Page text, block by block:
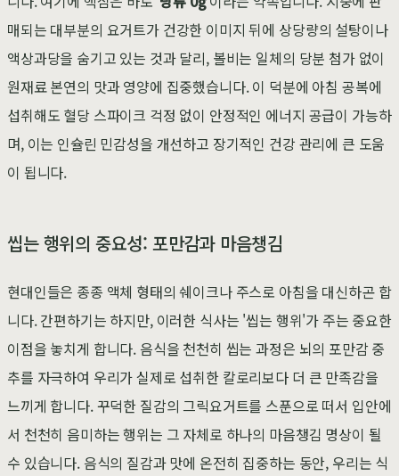
매되는 대부분의 요거트가 건강한 이미지 뒤에 상당량의 설탕이나
액상과당을 숨기고 있는 것과 달리, 볼비는 일체의 당분 첨가 없이
원재료 본연의 맛과 영양에 집중했습니다. 이 덕분에 아침 공복에
섭취해도 혈당 스파이크 걱정 없이 안정적인 에너지 공급이 가능하
며, 이는 인슐린 민감성을 개선하고 장기적인 건강 관리에 큰 도움
이 됩니다.
씹는 행위의 중요성: 포만감과 마음챙김
현대인들은 종종 액체 형태의 쉐이크나 주스로 아침을 대신하곤 합
니다. 간편하기는 하지만, 이러한 식사는 '씹는 행위'가 주는 중요한
이점을 놓치게 합니다. 음식을 천천히 씹는 과정은 뇌의 포만감 중
추를 자극하여 우리가 실제로 섭취한 칼로리보다 더 큰 만족감을
느끼게 합니다. 꾸덕한 질감의 그릭요거트를 스푼으로 떠서 입안에
서 천천히 음미하는 행위는 그 자체로 하나의 마음챙김 명상이 될
수 있습니다. 음식의 질감과 맛에 온전히 집중하는 동안, 우리는 식